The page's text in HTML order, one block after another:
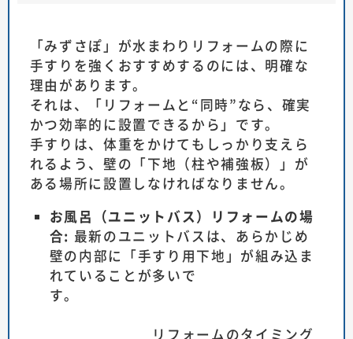
「みずさぽ」が水まわりリフォームの際に
手すりを強くおすすめするのには、明確な
理由があります。
それは、「リフォームと“同時”なら、確実
かつ効率的に設置できるから」です。
手すりは、体重をかけてもしっかり支えら
れるよう、壁の「下地（柱や補強板）」が
ある場所に設置しなければなりません。
お風呂（ユニットバス）リフォームの場
合: 最新のユニットバスは、あらかじめ
壁の内部に「手すり用下地」が組み込ま
れていることが多いで
す。
リフォームのタイミング